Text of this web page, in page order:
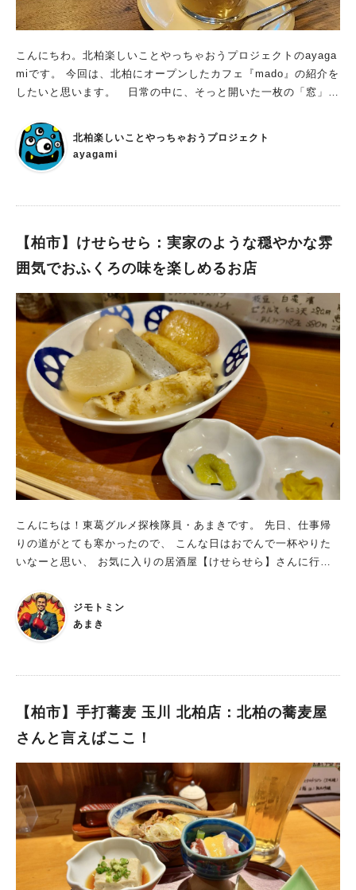
私が頼んだのは天ぷらそば定食。 天ぷら盛り合わせ、ざるそ
ば、おにぎり、玉子焼きと、付け合わせにもう一品、そして香の
リューム満点でちょっとした有名メニューになっています。 私
は前回天丼をいただいたので、今回は天ぷらそばを。 冬は基本
的に温そばで提供されているみたいですが、 頼めば冷そばにし
出てきます。 炒りごまが振られているのもGOODです。 歯ご
たえバッチリ、喉越しも良く、とても美味しいです。 天ぷらは
もちろん絶品！ 大きめの海老が外側サクサク内側プリプリで美
などの野菜天ぷらが今回はセットになっていました。 おにぎり
妙。 今回の中身は昆布でした。 ランチの定食は、すべてコー
ヒーがセットでついています。 しかもだいたい、女将さんから
回はチョコでしたが、前回はイチゴでした。 リーズナブルなお
値段で上品な和定食ランチを楽しむなら、ここ！ 上記のように
ボリューム抜群・コーヒーもついて天ぷらそばは1,180円(税
込)！ 美味しいうえにリーズナブルな値段で、大満足です。 季節
によって変わるメニューも用意されているため、 いつ訪問して
も飽きがこず、料理を楽しむことが出来ます。 ちょっと上質な
和定食ランチを、子の刻さんで楽しまれてはいかがでしょうか？
気をつけて！夜の部は基本的に予約必須です 夜は会席料理メイ
ンですが、割烹も扱いがあるみたいです。 ただし夜の部は2名以
上での予約が必須です。 今は、夜の部は予約が入らない限り、
お店を開いていないそうです。 ただし、誰かが夜の部を予約し
ていて店に明かりが灯っていたら、 1名でも予約なしの飛び込み
で入れるそうです。 そんなタイミングを見計らって、今度は夜
の部にお邪魔してみたいと思います。 日本料理 子の刻さんに
ついてもっと詳しく知りたい方はこちら： https://amakism.co
こんにちわ。北柏楽しいことやっちゃおうプロジェクトのayaga
miです。 今回は、北柏にオープンしたカフェ『mado』の紹介を
したいと思います。 日常の中に、そっと開いた一枚の「窓」
う窓が並ぶ外観。 この窓が可愛いと思ったことから、店名は
「mado」 と名付けられました。 場所は、北柏駅の北口を出
て、坂を上っていった先。 駅前の賑わいから少し離れ、住宅地
感覚になる空間です。 お店の前でまず目に入るのは、看板の下
りに、静かにその存在を知らせてくれます。 声高に主張しない
その佇まいも、「mado」らしさのひとつです。 定期的に走る路
線バスの音が、ふと日常を思い出させてくれるけれど、 それで
もここで過ごす時間は、どこか特別。 日常から少し離れた、で
も日常のすぐそばにある場所。 そんな不思議な距離感が、この
空間にはあります。 みんなでつくった「mado」という場所 こ
の場所づくりは、とても手仕事的。 壁はみんなで塗り、古びた
床をはがしたら、さらにもう一枚床が現れ、 真夏の暑さの中
で“床はがし”を2回行うことに。 クーラーもまだない状態での作
業は、なかなか大変だったそうです。 設計はお友達の建築士さ
ん。 外壁は左官職人さんによる仕上げ。 たくさんの人の手と時
間を重ねて、少しずつ今の「mado」がかたちになっていきまし
た。 丁寧で、やさしい味のメニュー 「mado」のメニューは、
家庭料理とは少し違う、 外で食べるからこそ感じられる特別さ
があります。 その日のスープやデリプレート、 そしてケーキ
やクッキーまで、 体にも心にも、すっとなじむようなラインナ
ー担当：まゆみー 中国茶・接客担当：はるちゃん それぞれの
役割が心地よく重なり合い、料理やお茶、そして空間そのもの
が、穏やかな時間をつくり出しています。 ふらっと立ち寄れ
たいな」と思ったとき。 特別な目的がなくてもいい。 北柏駅か
ある。 日常の中の余白に、そっと腰を下ろす場所。 そんな「ma
do」に、ホッとしに立ち寄ってみてはいかがでしょうか。 ◆支
Payは現在申請中 ◆営業日や本日のメニューの確認は、お店のI
nstagramをチェック！ ＠mado_sakanoue
北柏楽しいことやっちゃおうプロジェクト
ayagami
【柏市】けせらせら：実家のような穏やかな雰
囲気でおふくろの味を楽しめるお店
こんにちは！東葛グルメ探検隊員・あまきです。 先日、仕事帰
りの道がとても寒かったので、 こんな日はおでんで一杯やりた
いなーと思い、 お気に入りの居酒屋【けせらせら】さんに行っ
しい雰囲気で、おふくろの味を楽しめます JR北柏駅北口から徒
歩3分と、駅近好立地の居酒屋さん。 2023年3月に開店した比較
的新しいお店で、おでんと天ぷらをウリにした和風居酒屋です。
しさから。 ランチからこのお店の魅力を知り、夜の部の常連さ
席と小規模な造りですが、 それが逆にゆったり落ち着いた雰囲
気で過ごせるお店になっています。 いつか自分のお店を持ちた
いと思っていたママの夢を、 娘さんが叶えてあげたという、な
んとも心温まるエピソードをもつお店。 基本的にはママ一人で
切り盛りされていますが、 たまに娘さんもお手伝いにお店に来
られるようです。 とてもリーズナブルな値段で、美味しい家庭
料理を味わえます メニューはほとんど全ての値段が280～680円
に入る、破格の安さ。 美味しいおふくろの味を心ゆくまで堪能
ジモトミン
あまき
【柏市】手打蕎麦 玉川 北柏店：北柏の蕎麦屋
さんと言えばここ！